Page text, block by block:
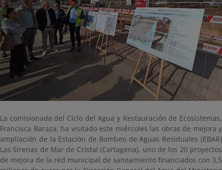
La comisionada del Ciclo del Agua y Restauración de Ecosistemas,
Francisca Baraza, ha visitado este miércoles las obras de mejora y
ampliación de la Estación de Bombeo de Aguas Residuales (EBAR)
Las Sirenas de Mar de Cristal (Cartagena), uno de los 20 proyectos
de mejora de la red municipal de saneamiento financiados con 3,5